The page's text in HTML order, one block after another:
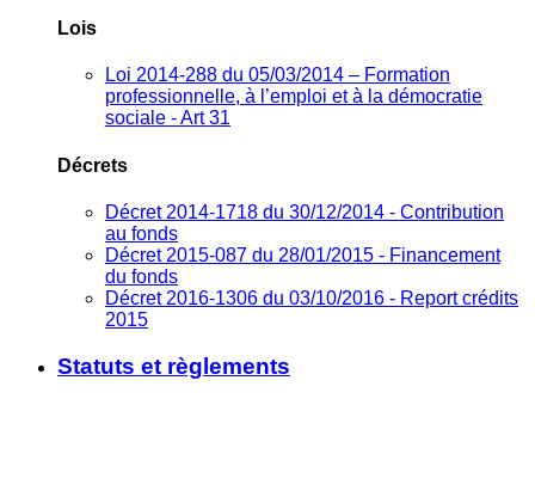
Lois
Loi 2014-288 du 05/03/2014 – Formation
professionnelle, à l’emploi et à la démocratie
sociale - Art 31
Décrets
Décret 2014-1718 du 30/12/2014 - Contribution
au fonds
Décret 2015-087 du 28/01/2015 - Financement
du fonds
Décret 2016-1306 du 03/10/2016 - Report crédits
2015
Statuts et règlements